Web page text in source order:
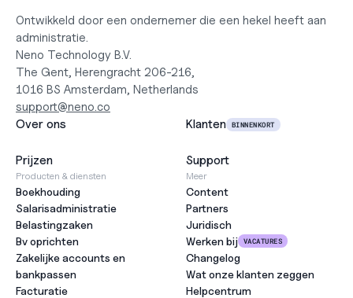
Ontwikkeld door een ondernemer die een hekel heeft aan
administratie.
Neno Technology B.V.
The Gent, Herengracht 206-216,
1016 BS Amsterdam, Netherlands
support@neno.co
Over ons
Klanten BINNENKORT
Prijzen Support
Producten & diensten
Boekhouding
Salarisadministratie
Belastingzaken
Bv oprichten
Zakelijke accounts en
bankpassen
Facturatie
Meer
Content
Partners
Juridisch
Werken bij
VACATURES
Changelog
Wat onze klanten zeggen
Helpcentrum